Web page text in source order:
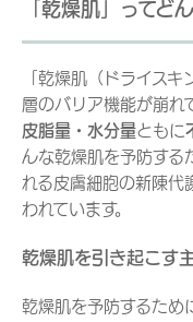
「乾燥肌」ってど
「乾燥肌（ドライス
層のバリア機能が崩れ
皮脂量・水分量ともに
んな乾燥肌を予防する
れる皮膚細胞の新陳代
われています。
乾燥肌を引き起こす
乾燥肌を予防するため